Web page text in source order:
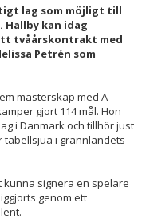
lag som möjligt till
Hallby kan idag
tvåårskontrakt med
Petrén som
mästerskap med A-
gjort 114 mål. Hon
i Danmark och tillhör just
tabellsjua i grannlandets
signera en spelare
genom ett